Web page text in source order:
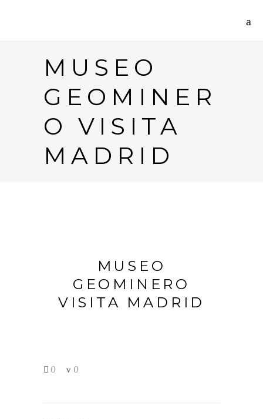
MUSEO
GEOMINER
O VISITA
MADRID
MUSEO
GEOMINERO
VISITA MADRID
0 0